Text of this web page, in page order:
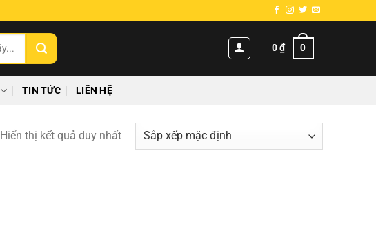
0₫ 0
TIN TỨC LIÊN HỆ
Hiển thị kết quả duy nhất